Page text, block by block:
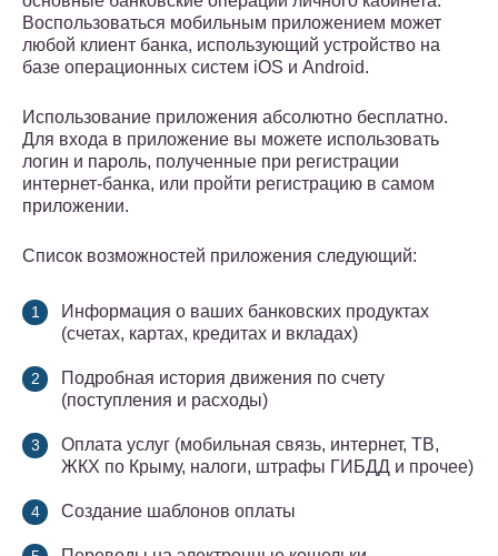
Воспользоваться мобильным приложением может
любой клиент банка, использующий устройство на
базе операционных систем iOS и Android.
Использование приложения абсолютно бесплатно.
Для входа в приложение вы можете использовать
логин и пароль, полученные при регистрации
интернет-банка, или пройти регистрацию в самом
приложении.
Список возможностей приложения следующий:
Информация о ваших банковских продуктах
(счетах, картах, кредитах и вкладах)
Подробная история движения по счету
(поступления и расходы)
Оплата услуг (мобильная связь, интернет, ТВ,
ЖКХ по Крыму, налоги, штрафы ГИБДД и прочее)
Создание шаблонов оплаты